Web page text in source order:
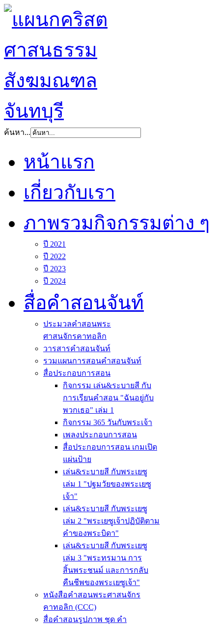
ค้นหา...
หน้าแรก
เกี่ยวกับเรา
ภาพรวมกิจกรรมต่าง ๆ
ปี 2021
ปี 2022
ปี 2023
ปี 2024
สื่อคำสอนจันท์
ประมวลคำสอนพระ
ศาสนจักรคาทอลิก
วารสารคำสอนจันท์
รวมแผนการสอนคำสอนจันท์
สื่อประกอบการสอน
กิจกรรม เล่น&ระบายสี กับ
การเรียนคำสอน "ฉันอยู่กับ
พวกเธอ" เล่ม 1
กิจกรรม 365 วันกับพระเจ้า
เพลงประกอบการสอน
สื่อประกอบการสอน เกมเปิด
แผ่นป้าย
เล่น&ระบายสี กับพระเยซู
เล่ม 1 "ปฐมวัยของพระเยซู
เจ้า"
เล่น&ระบายสี กับพระเยซู
เล่ม 2 "พระเยซูเจ้าปฏิบัติตาม
คำของพระบิดา"
เล่น&ระบายสี กับพระเยซู
เล่ม 3 "พระทรมาน การ
สิ้นพระชนม์ และการกลับ
คืนชีพของพระเยซูเจ้า"
หนังสือคำสอนพระศาสนจักร
คาทอลิก (CCC)
สื่อคำสอนรูปภาพ ชุด คำ